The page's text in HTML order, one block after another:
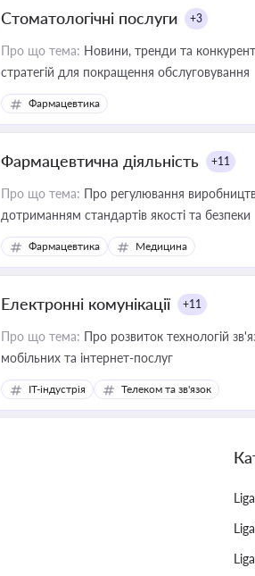
Стоматологічні послуги +3
Про що тема: Новини, тренди та
стратегій для покращення обслуговування
Фармацевтика
Фармацевтична діяльність +11
Про що тема: Про регулювання
дотриманням стандартів якості та безпеки
Фармацевтика Медицина
Електронні комунікації +11
Про що тема: Про розвиток технологій
мобільних та інтернет-послуг
IT-індустрія Телеком та зв'язок